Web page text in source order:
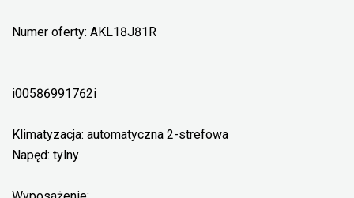
Numer oferty: AKL18J81R
i00586991762i
Klimatyzacja: automatyczna 2-strefowa
Napęd: tylny